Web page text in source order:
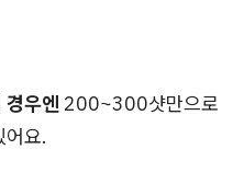
경우엔 200~300샷만으로
어요.